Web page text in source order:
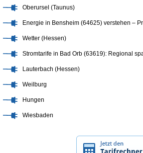
Oberursel (Taunus)
Energie in Bensheim (64625) verstehen –
Wetter (Hessen)
Stromtarife in Bad Orb (63619): Regional
Lauterbach (Hessen)
Weilburg
Hungen
Wiesbaden